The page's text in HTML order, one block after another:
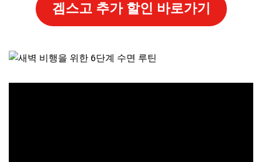
겜스고 추가 할인 바로가기